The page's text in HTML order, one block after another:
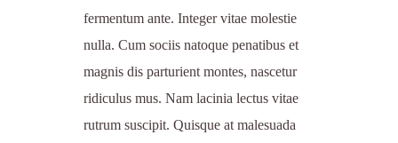
fermentum ante. Integer vitae molestie
nulla. Cum sociis natoque penatibus et
magnis dis parturient montes, nascetur
ridiculus mus. Nam lacinia lectus vitae
rutrum suscipit. Quisque at malesuada